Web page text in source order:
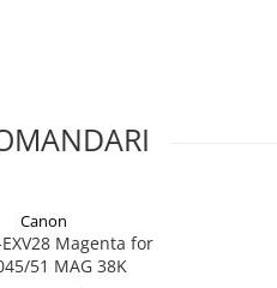
Canon
Magenta for
51 MAG 38K